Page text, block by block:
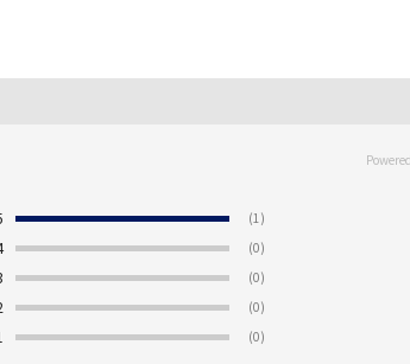
(1)
(0)
(0)
(0)
(0)